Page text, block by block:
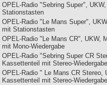
OPEL-Radio "Sebring Super",
Stationstasten
OPEL-Radio "Le Mans Super",
mit Stationstasten
OPEL-Radio "Le Mans CR", UKW,
mit Mono-Wiedergabe
OPEL-Radio "Sebring Super CR
Kassettenteil mit Stereo-
OPEL-Radio " Le Mans CR Stereo,
Kassettenteil mit Stereo-